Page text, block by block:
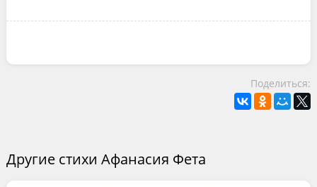
Поделиться:
Другие стихи Афанасия Фета